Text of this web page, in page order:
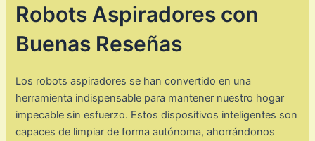
Robots Aspiradores con
Buenas Reseñas
Los robots aspiradores se han convertido en una
herramienta indispensable para mantener nuestro hogar
impecable sin esfuerzo. Estos dispositivos inteligentes son
capaces de limpiar de forma autónoma, ahorrándonos